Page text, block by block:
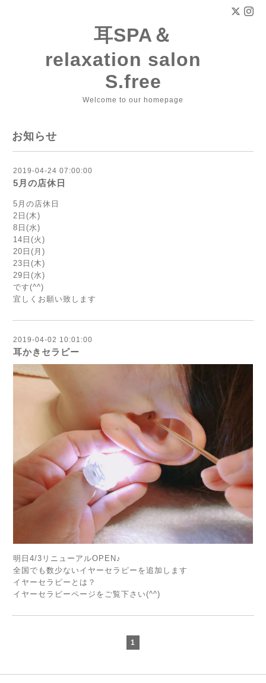
耳SPA＆
relaxation salon
S.free
Welcome to our homepage
お知らせ
2019-04-24 07:00:00
5月の店休日
5月の店休日
2日(木)
8日(水)
14日(火)
20日(月)
23日(木)
29日(水)
です(^^)
宜しくお願い致します
2019-04-02 10:01:00
耳かきセラピー
明日4/3リニューアルOPEN♪
全国でも数少ないイヤーセラピーを追加します
イヤーセラピーとは？
イヤーセラピーページをご覧下さい(^^)
1